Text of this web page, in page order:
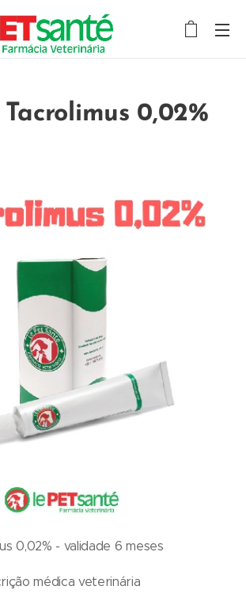
0,02%
0,02% - validade 6 meses
médica veterinária